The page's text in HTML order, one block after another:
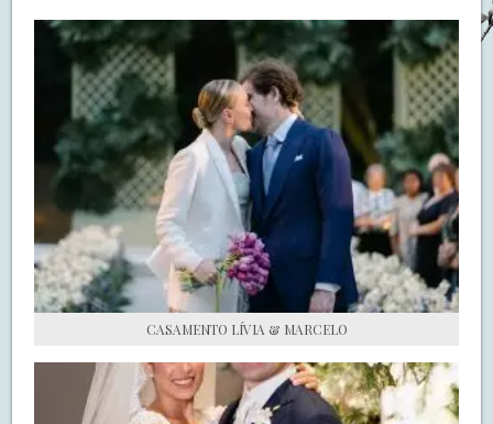
WILL YOU MARRY ME?
LUA DE MEL
COZINHA
DECORAÇÃO
DE NOIVA PRA NOIVA
S.O.S CASADAS
FALE COM O SAY I DO
CASAMENTO LÍVIA & MARCELO